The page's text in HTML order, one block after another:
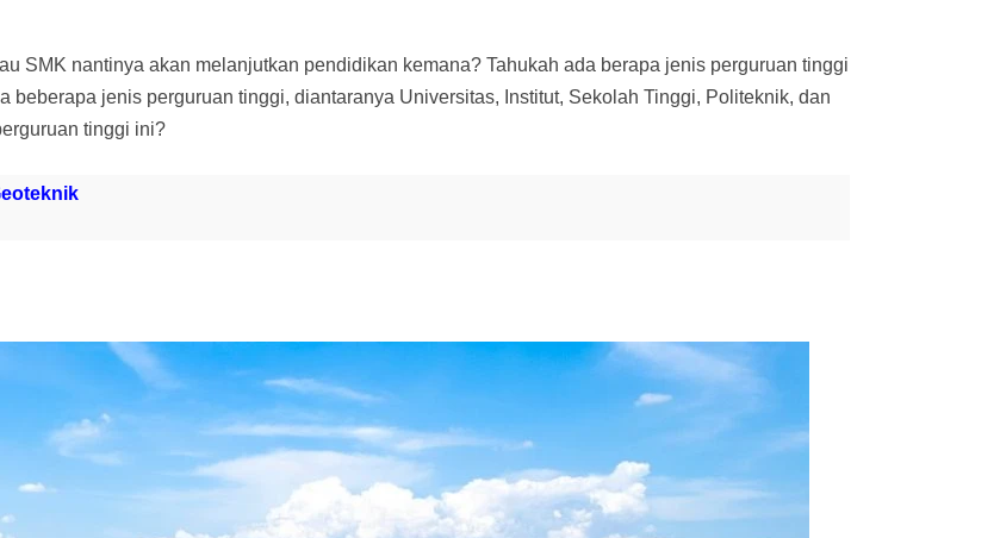
SMK nantinya akan melanjutkan pendidikan kemana? Tahukah ada berapa jenis perguruan tinggi
jenis perguruan tinggi, diantaranya Universitas, Institut, Sekolah Tinggi, Politeknik, dan
tinggi ini?